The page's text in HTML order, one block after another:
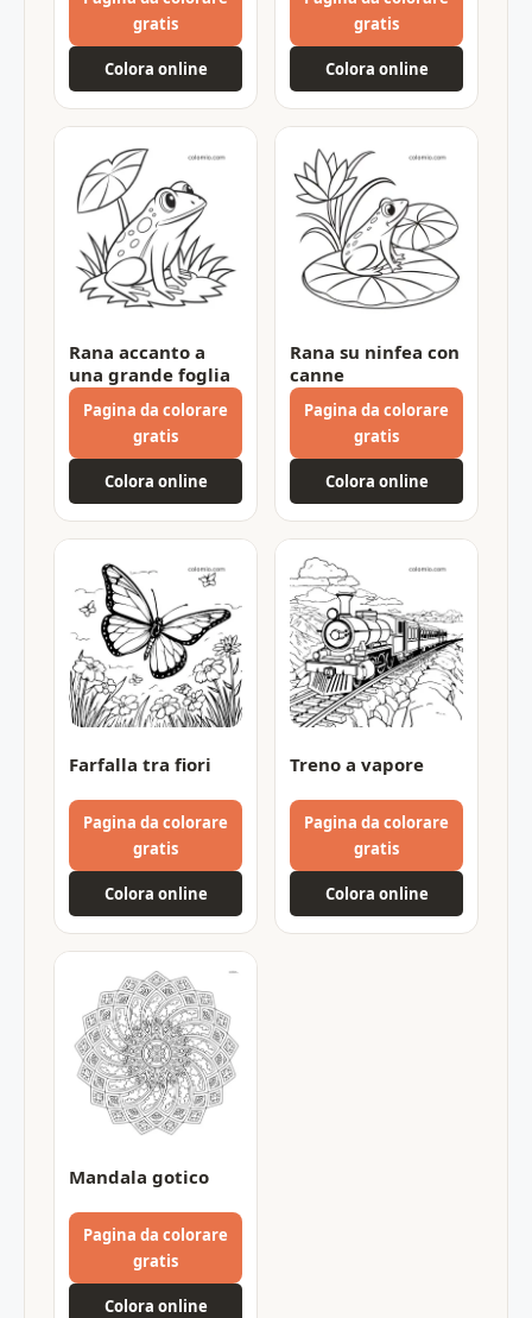
gratis
Colora online
gratis
Colora online
Rana accanto a
una grande foglia
Pagina da colorare
gratis
Colora online
Rana su ninfea con
canne
Pagina da colorare
gratis
Colora online
Farfalla tra fiori
Pagina da colorare
gratis
Colora online
Treno a vapore
Pagina da colorare
gratis
Colora online
Mandala gotico
Pagina da colorare
gratis
Colora online